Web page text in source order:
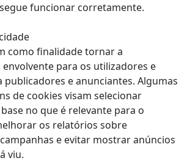
funcionar corretamente.
como finalidade tornar a
para os utilizadores e
publicadores e anunciantes. Algumas
de cookies visam selecionar
no que é relevante para o
os relatórios sobre
e evitar mostrar anúncios
viu.